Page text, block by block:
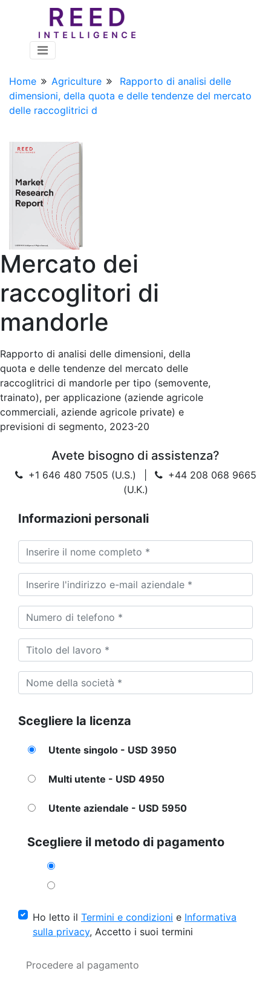
Home Agriculture
Rapporto di analisi delle
dimensioni, della quota e delle tendenze del mercato
delle raccoglitrici d
Mercato dei
raccoglitori di
mandorle
Rapporto di analisi delle dimensioni, della
quota e delle tendenze del mercato delle
raccoglitrici di mandorle per tipo (semovente,
trainato), per applicazione (aziende agricole
commerciali, aziende agricole private) e
previsioni di segmento, 2023-20
Avete bisogno di assistenza?
+1 646 480 7505 (U.S.)
+44 208 068 9665
(U.K.)
Informazioni personali
Scegliere la licenza
Utente singolo - USD 3950
Multi utente - USD 4950
Utente aziendale - USD 5950
Scegliere il metodo di pagamento
Ho letto il Termini e condizioni e Informativa
sulla privacy, Accetto i suoi termini
Procedere al pagamento